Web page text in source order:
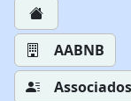
AABNB
Associados